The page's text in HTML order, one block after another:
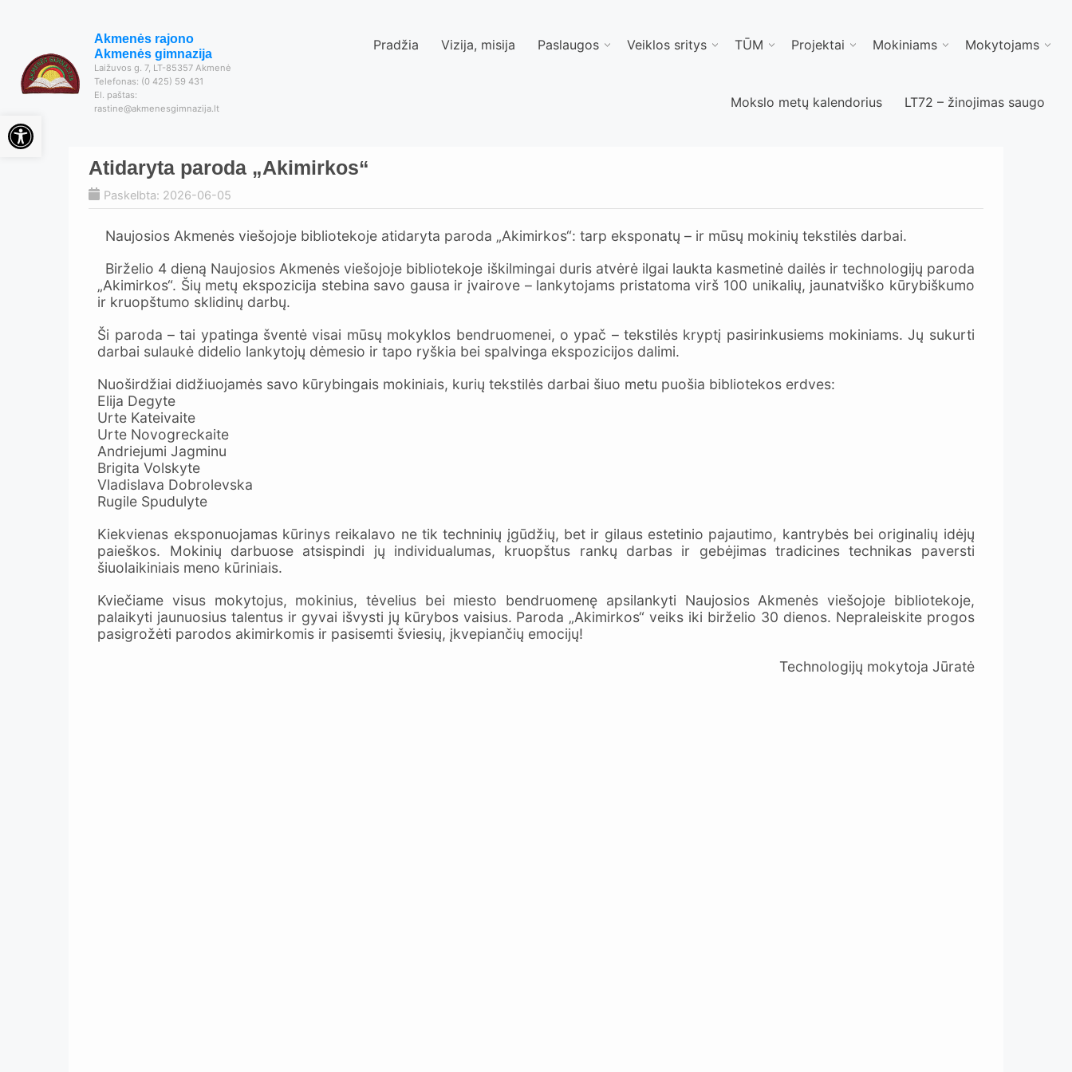
Akmenės rajono
Akmenės gimnazija
Laižuvos g. 7, LT-85357 Akmenė
Telefonas: (0 425) 59 431
El. paštas:
rastine@akmenesgimnazija.lt
Pradžia Vizija, misija Paslaugos Veiklos sritys TŪM Projektai Mokiniams Mokytojams
Mokslo metų kalendorius LT72 – žinojimas saugo
Atidaryta paroda „Akimirkos“
Paskelbta: 2026-06-05
Naujosios Akmenės viešojoje bibliotekoje atidaryta paroda „Akimirkos“: tarp eksponatų – ir mūsų mokinių tekstilės darbai.
Birželio 4 dieną Naujosios Akmenės viešojoje bibliotekoje iškilmingai duris atvėrė ilgai laukta kasmetinė dailės ir technologijų paroda
„Akimirkos“. Šių metų ekspozicija stebina savo gausa ir įvairove – lankytojams pristatoma virš 100 unikalių, jaunatviško kūrybiškumo
ir kruopštumo sklidinų darbų.
Ši paroda – tai ypatinga šventė visai mūsų mokyklos bendruomenei, o ypač – tekstilės kryptį pasirinkusiems mokiniams. Jų sukurti
darbai sulaukė didelio lankytojų dėmesio ir tapo ryškia bei spalvinga ekspozicijos dalimi.
Nuoširdžiai didžiuojamės savo kūrybingais mokiniais, kurių tekstilės darbai šiuo metu puošia bibliotekos erdves:
Elija Degyte
Urte Kateivaite
Urte Novogreckaite
Andriejumi Jagminu
Brigita Volskyte
Vladislava Dobrolevska
Rugile Spudulyte
Kiekvienas eksponuojamas kūrinys reikalavo ne tik techninių įgūdžių, bet ir gilaus estetinio pajautimo, kantrybės bei originalių idėjų
paieškos. Mokinių darbuose atsispindi jų individualumas, kruopštus rankų darbas ir gebėjimas tradicines technikas paversti
šiuolaikiniais meno kūriniais.
Kviečiame visus mokytojus, mokinius, tėvelius bei miesto bendruomenę apsilankyti Naujosios Akmenės viešojoje bibliotekoje,
palaikyti jaunuosius talentus ir gyvai išvysti jų kūrybos vaisius. Paroda „Akimirkos“ veiks iki birželio 30 dienos. Nepraleiskite progos
pasigrožėti parodos akimirkomis ir pasisemti šviesių, įkvepiančių emocijų!
Technologijų mokytoja Jūratė
Open toolbar